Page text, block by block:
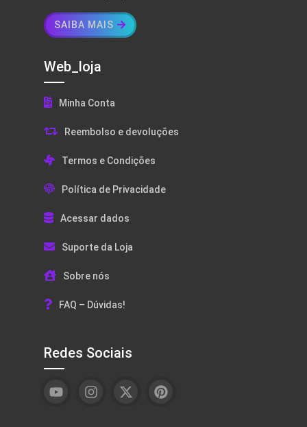
SAIBA MAIS
Web_loja
Minha Conta
Reembolso e devoluções
Termos e Condições
Política de Privacidade
Acessar dados
Suporte da Loja
Sobre nós
FAQ – Dúvidas!
Redes Sociais